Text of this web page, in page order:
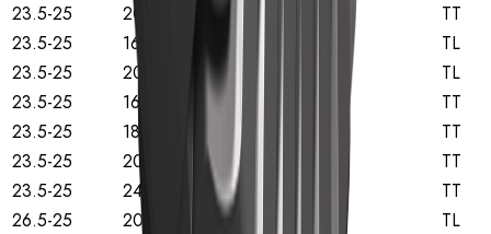
23.5-25
20
TT
23.5-25
16
TL
23.5-25
20
TL
23.5-25
16
TT
23.5-25
18
TT
23.5-25
20
TT
23.5-25
24
TT
26.5-25
20
TL